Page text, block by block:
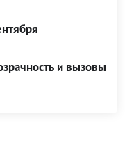
и вызовы